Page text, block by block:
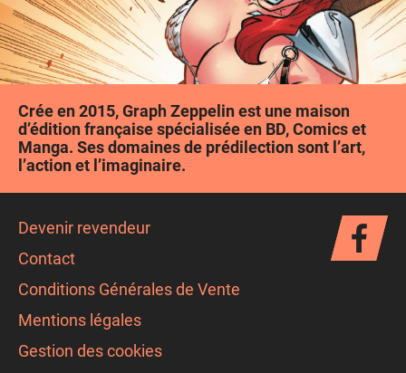
Crée en 2015, Graph Zeppelin est une maison
d’édition française spécialisée en BD, Comics et
Manga. Ses domaines de prédilection sont l’art,
l’action et l’imaginaire.
Devenir revendeur
Contact
Conditions Générales de Vente
Mentions légales
Gestion des cookies